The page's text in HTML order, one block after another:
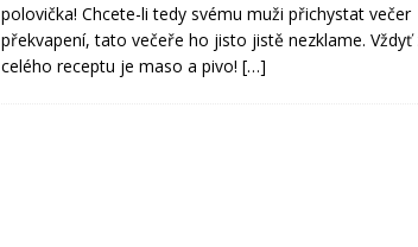
polovička! Chcete-li tedy svému muži přichystat večer
překvapení, tato večeře ho jisto jistě nezklame. Vždyť
celého receptu je maso a pivo! […]